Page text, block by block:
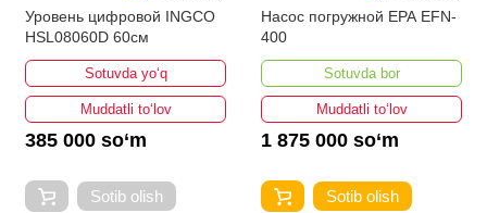
Уровень цифровой INGCO
HSL08060D 60см
Sotuvda yo‘q
Muddatli to‘lov
385 000 so‘m
Sotib olish
Насос погружной EPA EFN-
400
Sotuvda bor
Muddatli to‘lov
1 875 000 so‘m
Sotib olish